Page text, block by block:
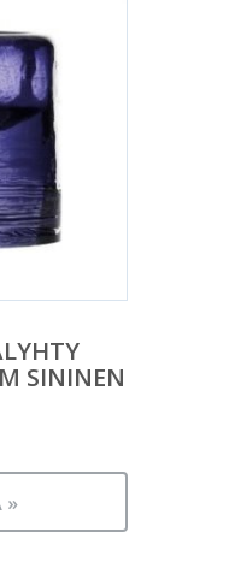
SININEN
»